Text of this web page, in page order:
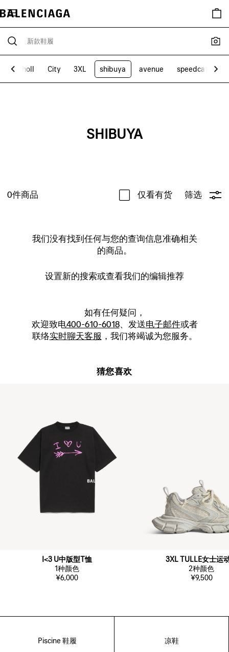
Scholl City 3XL shibuya avenue speedcat
SHIBUYA
0件商品 仅看有货 筛选
我们没有找到任何与您的查询信息准确相关
的商品。
设置新的搜索或查看我们的编辑推荐
如有任何疑问，
欢迎致电400-610-6018、发送电子邮件或者
联络实时聊天客服 ，我们将竭诚为您服务。
猜您喜欢
I<3 U中版型T恤
1种颜色
¥6,000
3XL TULLE女士运
2种颜色
¥9,500
Piscine 鞋履 凉鞋